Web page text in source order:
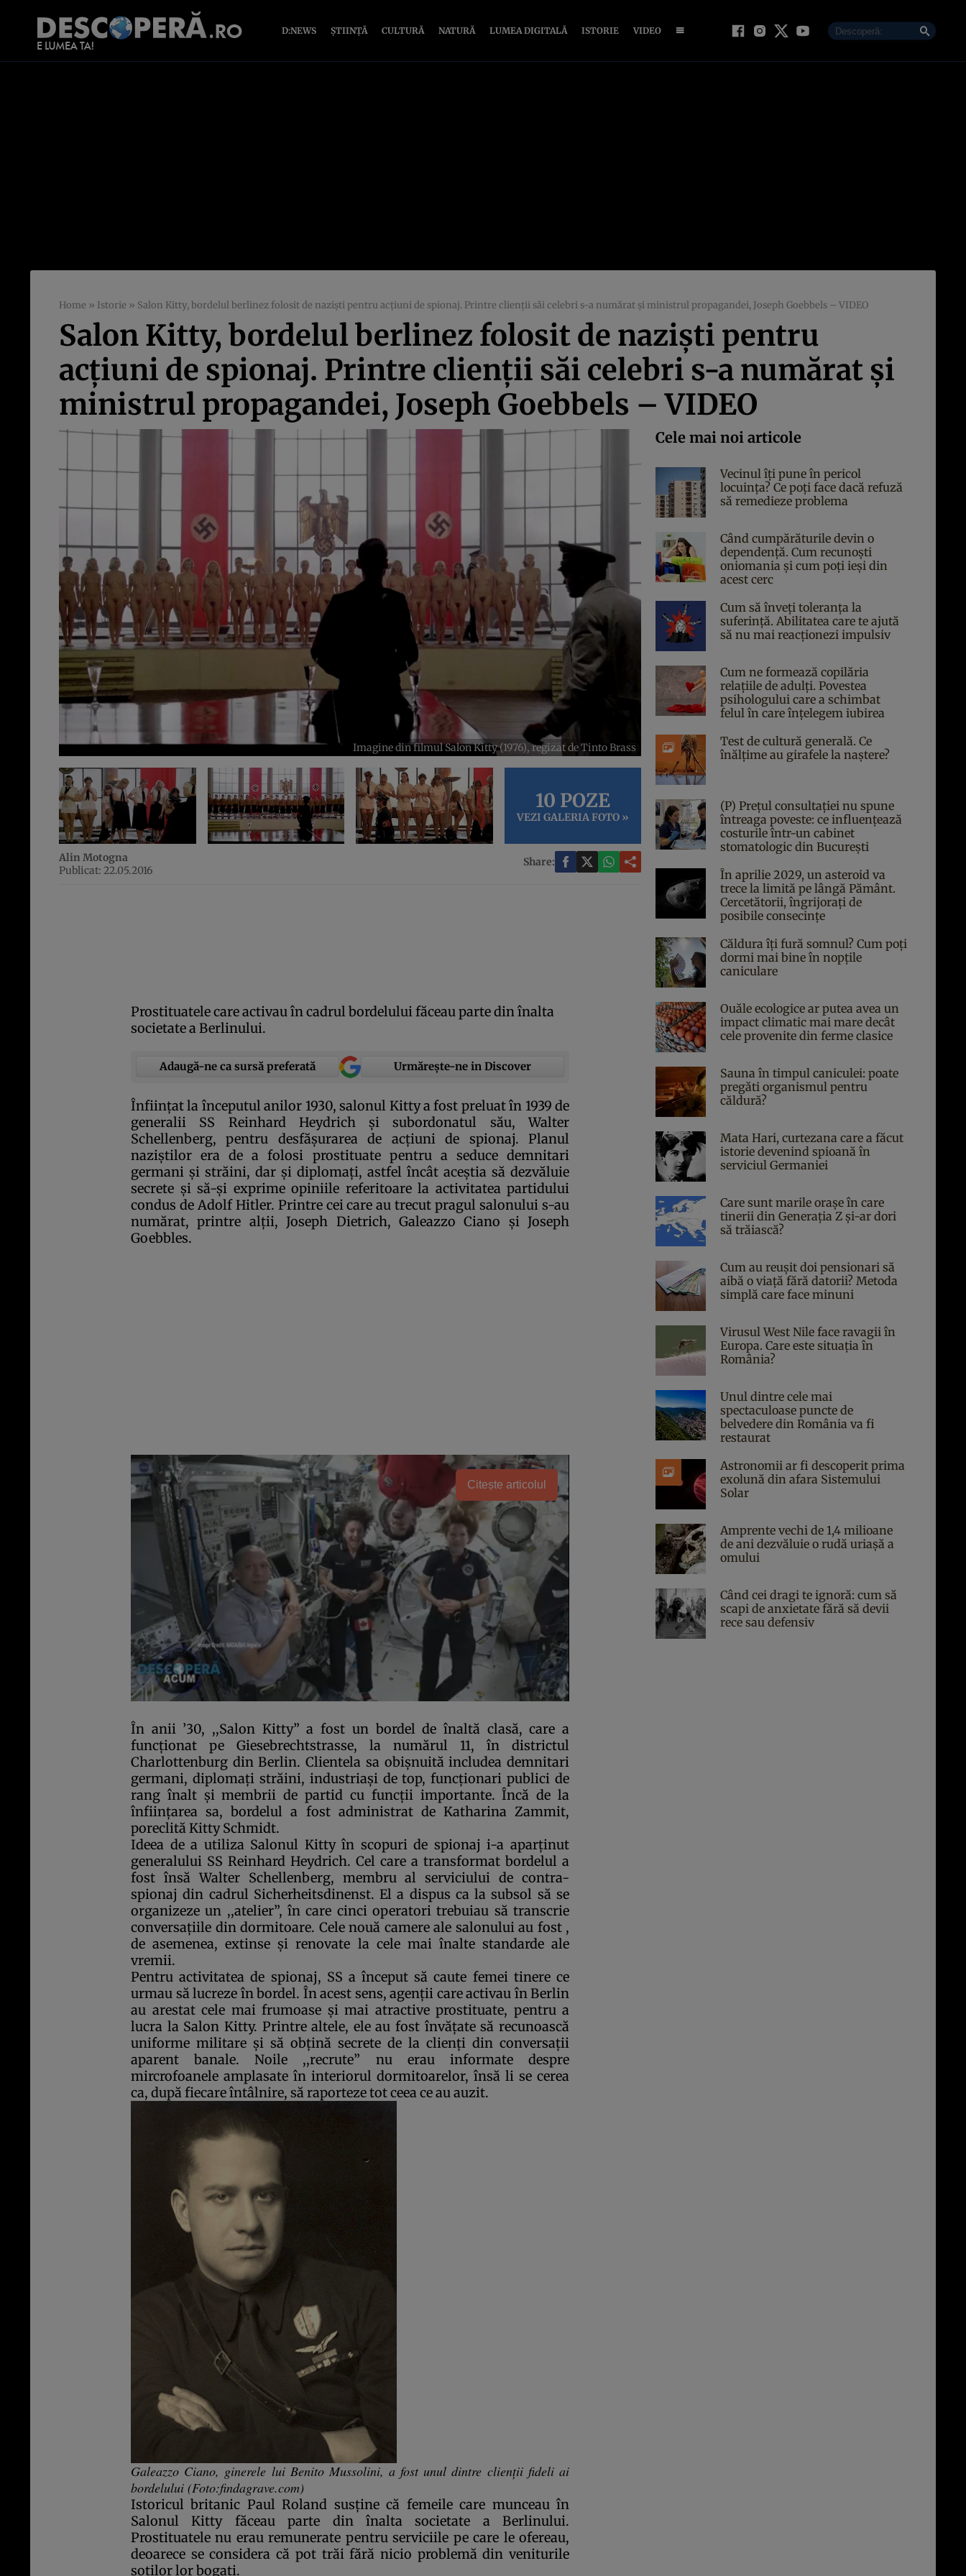
D:NEWS ȘTIINȚĂ CULTURĂ NATURĂ LUMEA DIGITALĂ ISTORIE VIDEO
Home » Istorie » Salon Kitty, bordelul berlinez folosit de nazişti pentru acţiuni de spionaj. Printre clienţii săi celebri s-a numărat şi ministrul propagandei, Joseph Goebbels – VIDEO
Salon Kitty, bordelul berlinez folosit de nazişti pentru
acţiuni de spionaj. Printre clienţii săi celebri s-a numărat şi
ministrul propagandei, Joseph Goebbels – VIDEO
Imagine din filmul Salon Kitty (1976), regizat de Tinto Brass
10 POZE
VEZI GALERIA FOTO »
Alin Motogna
Publicat: 22.05.2016
Share:
Prostituatele care activau în cadrul bordelului făceau parte din înalta
societate a Berlinului.
Adaugă-ne ca sursă preferată Urmărește-ne in Discover
Înfiinţat la începutul anilor 1930, salonul Kitty a fost preluat în 1939 de
generalii SS Reinhard Heydrich şi subordonatul său, Walter
Schellenberg, pentru desfăşurarea de acţiuni de spionaj. Planul
naziştilor era de a folosi prostituate pentru a seduce demnitari
germani şi străini, dar şi diplomaţi, astfel încât aceştia să dezvăluie
secrete şi să-şi exprime opiniile referitoare la activitatea partidului
condus de Adolf Hitler. Printre cei care au trecut pragul salonului s-au
numărat, printre alţii, Joseph Dietrich, Galeazzo Ciano şi Joseph
Goebbles.
Citește articolul
În anii ’30, ,,Salon Kitty” a fost un bordel de înaltă clasă, care a
funcţionat pe Giesebrechtstrasse, la numărul 11, în districtul
Charlottenburg din Berlin. Clientela sa obişnuită includea demnitari
germani, diplomaţi străini, industriaşi de top, funcţionari publici de
rang înalt şi membrii de partid cu funcţii importante. Încă de la
înfiinţarea sa, bordelul a fost administrat de Katharina Zammit,
poreclită Kitty Schmidt.
Ideea de a utiliza Salonul Kitty în scopuri de spionaj i-a aparţinut
generalului SS Reinhard Heydrich. Cel care a transformat bordelul a
fost însă Walter Schellenberg, membru al serviciului de contra-
spionaj din cadrul Sicherheitsdinenst. El a dispus ca la subsol să se
organizeze un ,,atelier”, în care cinci operatori trebuiau să transcrie
conversaţiile din dormitoare. Cele nouă camere ale salonului au fost ,
de asemenea, extinse şi renovate la cele mai înalte standarde ale
vremii.
Pentru activitatea de spionaj, SS a început să caute femei tinere ce
urmau să lucreze în bordel. În acest sens, agenţii care activau în Berlin
au arestat cele mai frumoase şi mai atractive prostituate, pentru a
lucra la Salon Kitty. Printre altele, ele au fost învăţate să recunoască
uniforme militare şi să obţină secrete de la clienţi din conversaţii
aparent banale. Noile ,,recrute” nu erau informate despre
mircrofoanele amplasate în interiorul dormitoarelor, însă li se cerea
ca, după fiecare întâlnire, să raporteze tot ceea ce au auzit.
Galeazzo Ciano, ginerele lui Benito Mussolini, a fost unul dintre clienţii fideli ai
bordelului (Foto:findagrave.com)
Istoricul britanic Paul Roland susţine că femeile care munceau în
Salonul Kitty făceau parte din înalta societate a Berlinului.
Prostituatele nu erau remunerate pentru serviciile pe care le ofereau,
deoarece se considera că pot trăi fără nicio problemă din veniturile
soţilor lor bogaţi.
Cele mai noi articole
Vecinul îți pune în pericol
locuința? Ce poți face dacă refuză
să remedieze problema
Când cumpărăturile devin o
dependență. Cum recunoști
oniomania și cum poți ieși din
acest cerc
Cum să înveți toleranța la
suferință. Abilitatea care te ajută
să nu mai reacționezi impulsiv
Cum ne formează copilăria
relațiile de adulți. Povestea
psihologului care a schimbat
felul în care înțelegem iubirea
Test de cultură generală. Ce
înălțime au girafele la naștere?
(P) Prețul consultației nu spune
întreaga poveste: ce influențează
costurile într-un cabinet
stomatologic din București
În aprilie 2029, un asteroid va
trece la limită pe lângă Pământ.
Cercetătorii, îngrijorați de
posibile consecințe
Căldura îți fură somnul? Cum poți
dormi mai bine în nopțile
caniculare
Ouăle ecologice ar putea avea un
impact climatic mai mare decât
cele provenite din ferme clasice
Sauna în timpul caniculei: poate
pregăti organismul pentru
căldură?
Mata Hari, curtezana care a făcut
istorie devenind spioană în
serviciul Germaniei
Care sunt marile orașe în care
tinerii din Generația Z și-ar dori
să trăiască?
Cum au reușit doi pensionari să
aibă o viață fără datorii? Metoda
simplă care face minuni
Virusul West Nile face ravagii în
Europa. Care este situația în
România?
Unul dintre cele mai
spectaculoase puncte de
belvedere din România va fi
restaurat
Astronomii ar fi descoperit prima
exolună din afara Sistemului
Solar
Amprente vechi de 1,4 milioane
de ani dezvăluie o rudă uriașă a
omului
Când cei dragi te ignoră: cum să
scapi de anxietate fără să devii
rece sau defensiv